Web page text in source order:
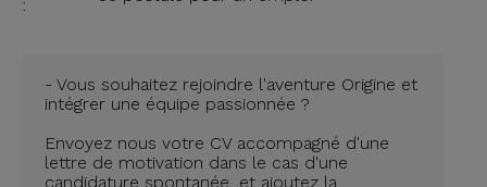
:
- Vous souhaitez rejoindre l'aventure Origine et
intégrer une équipe passionnée ?
Envoyez nous votre CV accompagné d'une
lettre de motivation dans le cas d'une
candidature spontanée, et ajoutez la